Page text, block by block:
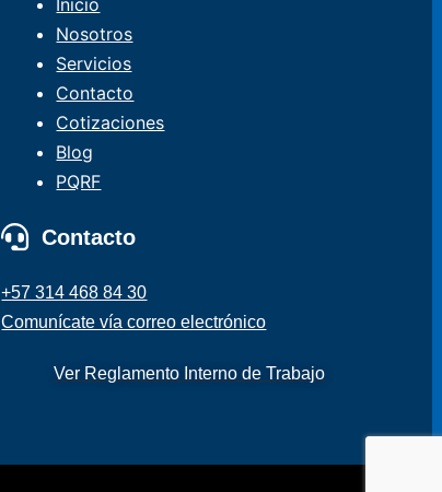
Nosotros
Servicios
Contacto
Cotizaciones
Blog
PQRF
Contacto
+57 314 468 84 30
Comunícate vía correo electrónico
Ver Reglamento Interno de Trabajo